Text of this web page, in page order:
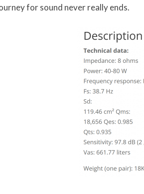
for sound never really ends.